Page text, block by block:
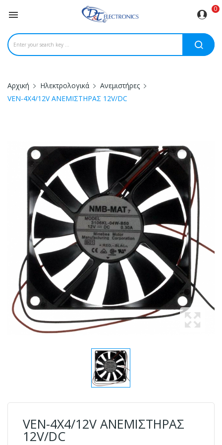

0
Αρχική Ηλεκτρολογικά
Ανεμιστήρες
VEN-4X4/12V ΑΝΕΜΙΣΤΗΡΑΣ 12V/DC
VEN-4X4/12V ΑΝΕΜΙΣΤΗΡΑΣ
12V/DC